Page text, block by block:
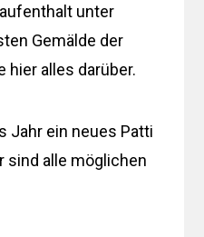
unter
Gemälde der
hier alles darüber.
Jahr ein neues Patti
sind alle möglichen